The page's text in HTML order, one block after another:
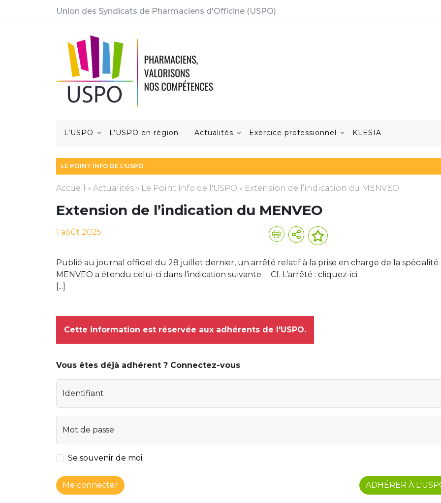
Union des Syndicats de Pharmaciens d'Officine (USPO)
L’USPO L’USPO en région Actualités Exercice professionnel KLESIA
LE POINT INFO DE L'USPO
Accueil » Actualités » Le Point Info de l'USPO » Extension de l’indication du MENVEO
Extension de l’indication du MENVEO
1 août 2025
Publié au journal officiel du 28 juillet dernier, un arrêté relatif à la prise en charge de la spécialité
MENVEO a étendu celui-ci dans l’indication suivante : Cf. L’arrêté : cliquez-ici
[...]
Cette information est réservée aux adhérents de l'USPO.
Vous êtes déjà adhérent ? Connectez-vous
Identifiant
Mot de passe
Se souvenir de moi
Me connecter ADHÉRER À